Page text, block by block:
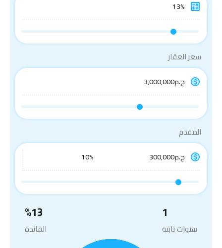
سعر العقار
المقدم
1
سنوات ثابتة
13
%
الفائدة